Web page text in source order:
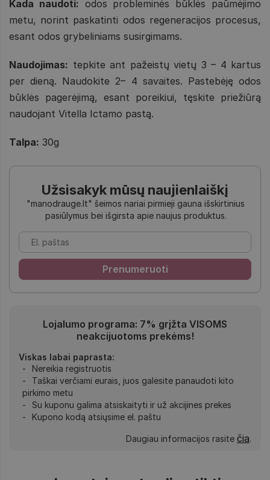
Kada naudoti: odos probleminės būklės paūmėjimo
metu, norint paskatinti odos regeneracijos procesus,
esant odos grybeliniams susirgimams.
Naudojimas: tepkite ant pažeistų vietų 3 – 4 kartus
per dieną. Naudokite 2– 4 savaites. Pastebėję odos
būklės pagerėjimą, esant poreikiui, tęskite priežiūrą
naudojant Vitella Ictamo pastą.
Talpa: 30g
Užsisakyk mūsų naujienlaiškį
"manodrauge.lt" šeimos nariai pirmieji gauna išskirtinius
pasiūlymus bei išgirsta apie naujus produktus.
Lojalumo programa: 7% grįžta VISOMS
neakcijuotoms prekėms!
Viskas labai paprasta:
Nereikia registruotis
Taškai verčiami eurais, juos galėsite panaudoti kito
pirkimo metu
Su kuponu galima atsiskaityti ir už akcijines prekes
Kupono kodą atsiųsime el. paštu
Daugiau informacijos rasite čia.